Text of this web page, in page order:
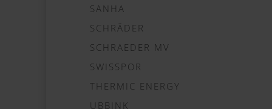
SANHA
SCHRÄDER
SCHRAEDER MV
SWISSPOR
THERMIC ENERGY
UBBINK